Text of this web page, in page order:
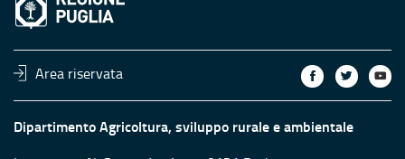
Area riservata
Dipartimento Agricoltura, sviluppo rurale e ambientale